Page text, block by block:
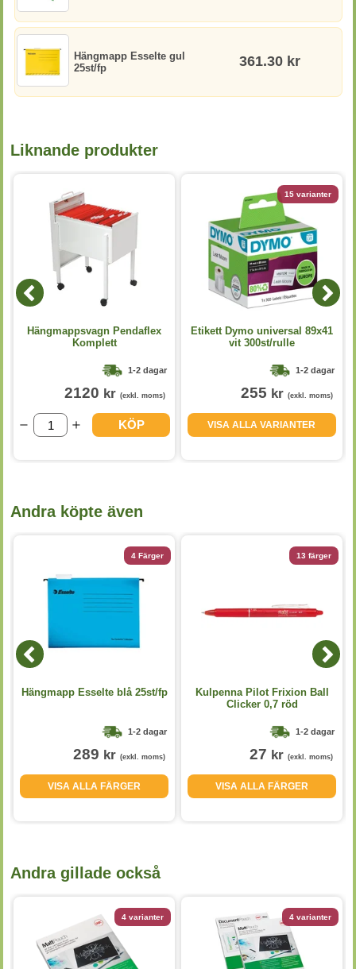
Hängmapp Esselte gul
25st/fp
361.30 kr
Liknande produkter
Hängmappsvagn Pendaflex
Komplett
1-2 dagar
2120 kr (exkl. moms)
KÖP
15 varianter
Etikett Dymo universal 89x41
vit 300st/rulle
1-2 dagar
255 kr (exkl. moms)
VISA ALLA VARIANTER
Andra köpte även
4 Färger
Hängmapp Esselte blå 25st/fp
1-2 dagar
289 kr (exkl. moms)
VISA ALLA FÄRGER
13 färger
Kulpenna Pilot Frixion Ball
Clicker 0,7 röd
1-2 dagar
27 kr (exkl. moms)
VISA ALLA FÄRGER
Andra gillade också
4 varianter 4 varianter